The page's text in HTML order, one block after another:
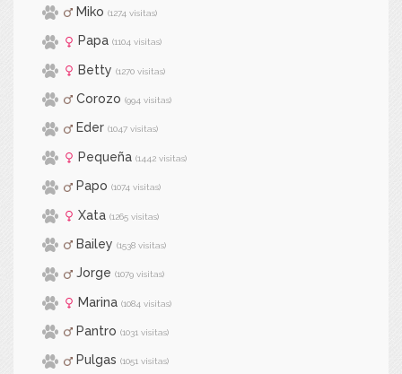
Miko (1274 visitas)
Papa (1104 visitas)
Betty (1270 visitas)
Corozo (994 visitas)
Eder (1047 visitas)
Pequeña (1442 visitas)
Papo (1074 visitas)
Xata (1265 visitas)
Bailey (1538 visitas)
Jorge (1079 visitas)
Marina (1084 visitas)
Pantro (1031 visitas)
Pulgas (1051 visitas)